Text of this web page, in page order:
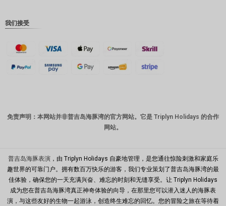
新台币
马来西亚
PHP
港币
新加坡元
我们接受
免责声明：本网站并非普吉岛海豚湾的官方网站。它是 Triplyn Holidays 的合作
网站。
普吉岛海豚表演，由 Triplyn Holidays 自豪地管理，是您通往惊险刺激和家庭乐
趣世界的可靠门户。拥有数百万快乐的游客，我们专业策划了普吉岛海豚湾的最
佳体验，确保您的一天充满兴奋、难忘的时刻和无缝享受。让 Triplyn Holidays
成为您在普吉岛海豚湾真正神奇体验的向导，在那里您可以潜入迷人的海豚表
演，与这些友好的生物一起游泳，创造终生难忘的回忆。您的冒险之旅在等待着